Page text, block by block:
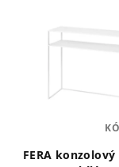
FERA